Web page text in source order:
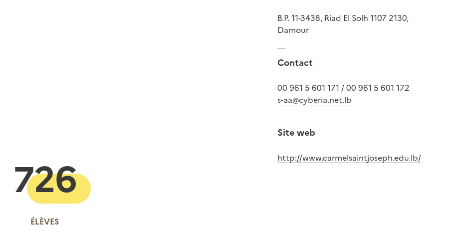
ÉLÈVES
726
B.P. 11-3438, Riad El Solh 1107 2130,
Damour
Contact
00 961 5 601 171 / 00 961 5 601 172
s-aa@cyberia.net.lb
Site web
http://www.carmelsaintjoseph.edu.lb/